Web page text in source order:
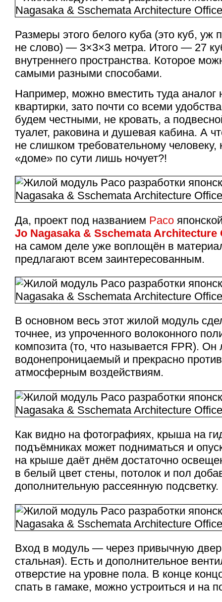
Размеры этого белого куба (это куб, уж
не слово) — 3×3×3 метра. Итого — 27
внутреннего пространства. Которое
самыми разными способами.
Например, можно вместить туда аналог
квартирки, зато почти со всеми
будем честными, не кровать, а
туалет, раковина и душевая кабина. А
не слишком требовательному человеку,
«доме» по сути лишь ночует?!
Да, проект под названием Paco
Jo Nagasaka & Sschemata Architecture
на самом деле уже воплощён в
предлагают всем заинтересованным.
В основном весь этот жилой модуль
точнее, из упроченного волоконного
композита (то, что называется FPR). Он
водонепроницаемый и прекрасно
атмосферным воздействиям.
Как видно на фотографиях, крыша на
подъёмниках может подниматься и
на крыше даёт днём достаточно
в белый цвет стены, потолок и пол
дополнительную рассеянную подсветку.
Вход в модуль — через привычную
стальная). Есть и дополнительное
отверстие на уровне пола. В конце
спать в гамаке, можно устроиться и на